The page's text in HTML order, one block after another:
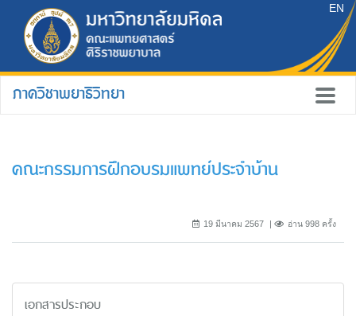
EN
ภาควิชาพยาธิวิทยา
คณะกรรมการฝึกอบรมแพทย์ประจำบ้าน
19 มีนาคม 2567 อ่าน 998 ครั้ง
เอกสารประกอบ